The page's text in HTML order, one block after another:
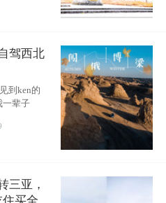
驾西北
到ken的
一辈子
三亚，